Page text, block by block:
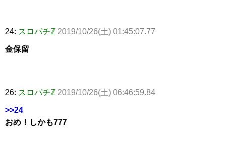
24: スロパチℤ 2019/10/26(土) 01:45:07.77
金保留
26: スロパチℤ 2019/10/26(土) 06:46:59.84
>>24
おめ！しかも777